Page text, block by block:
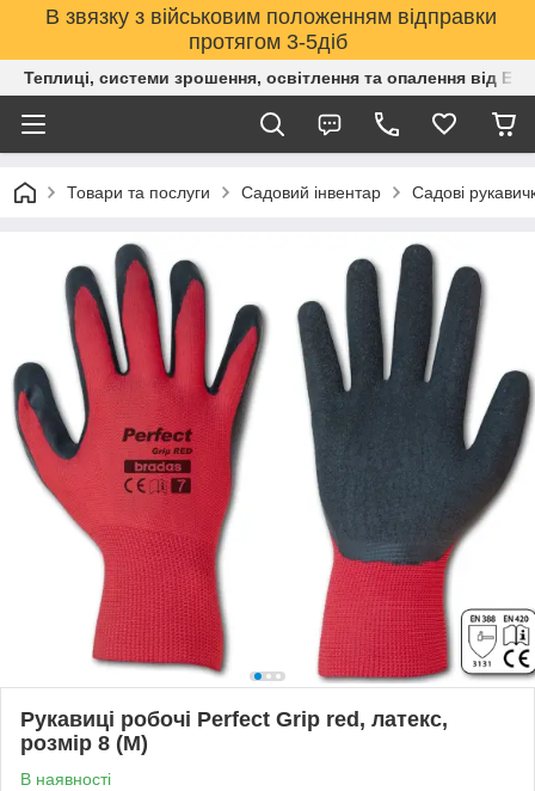
В звязку з військовим положенням відправки
протягом 3-5діб
Теплиці, системи зрошення, освітлення та опалення від
Товари та послуги Садовий інвентар Садові
Рукавиці робочі Perfect Grip red, латекс,
розмір 8 (M)
В наявності